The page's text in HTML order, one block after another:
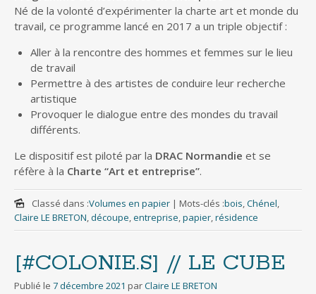
Né de la volonté d’expérimenter la charte art et monde du
travail, ce programme lancé en 2017 a un triple objectif :
Aller à la rencontre des hommes et femmes sur le lieu
de travail
Permettre à des artistes de conduire leur recherche
artistique
Provoquer le dialogue entre des mondes du travail
différents.
Le dispositif est piloté par la DRAC Normandie et se
réfère à la Charte “Art et entreprise”.
Classé dans :Volumes en papier | Mots-clés :bois Chénel
Claire LE BRETON découpe entreprise papier résidence
[#COLONIE.S] // LE CUBE
Publié le 7 décembre 2021 parClaire LE BRETON